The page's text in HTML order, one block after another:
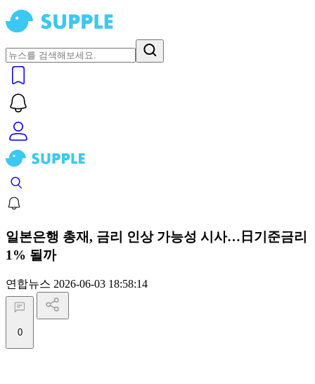
일본은행 총재, 금리 인상 가능성 시사…日기준금리
1% 될까
연합뉴스 2026-06-03 18:58:14
0